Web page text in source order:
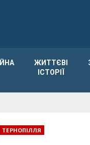
ЖИТТЄВІ
ІСТОРІЇ
ТЕРНОПІЛЛЯ